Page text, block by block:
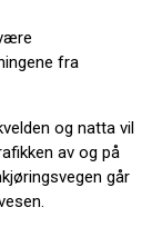
fra
og natta vil
av og på
går